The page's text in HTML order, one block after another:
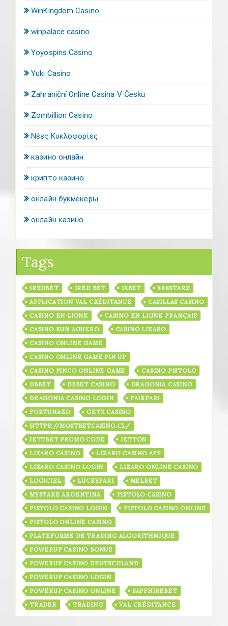
WinKingdom Casino
winpalace casino
Yoyospins Casino
Yuki Casino
Zahraniční Online Casina V Česku
Zombillion Casino
Νέες Κυκλοφορίες
казино онлайн
крипто казино
онлайн букмекеры
онлайн казино
Tags
1REDBET 1RED BET 1XBET
888STARZ
APPLICATION VAL CRÉDITANCE
CASILLAS CASINO
CASINO EN LIGNE
CASINO EN LIGNE FRANÇAIS
CASINO KUN AGUERO
CASINO LIZARO
CASINO ONLINE GAME
CASINO ONLINE GAME PIN UP
CASINO PINCO ONLINE GAME
CASINO PISTOLO
DBBET
DBBET CASINO
DRAGONIA CASINO
DRAGONIA CASINO LOGIN
FAIRPARI
FORTUNAZO
GETX CASINO
HTTPS://MOSTBETCASINO.CL/
JETTBET PROMO CODE
JETTON
LIZARO CASINO
LIZARO CASINO APP
LIZARO CASINO LOGIN
LIZARO ONLINE CASINO
LOGICIEL
LUCKYPARI
MELBET
MYSTAKE ARGENTINA
PISTOLO CASINO
PISTOLO CASINO LOGIN
PISTOLO CASINO ONLINE
PISTOLO ONLINE CASINO
PLATEFORME DE TRADING ALGORITHMIQUE
POWERUP CASINO BONUS
POWERUP CASINO DEUTSCHLAND
POWERUP CASINO LOGIN
POWERUP CASINO ONLINE
SAPPHIREBET
TRADER
TRADING VAL CRÉDITANCE